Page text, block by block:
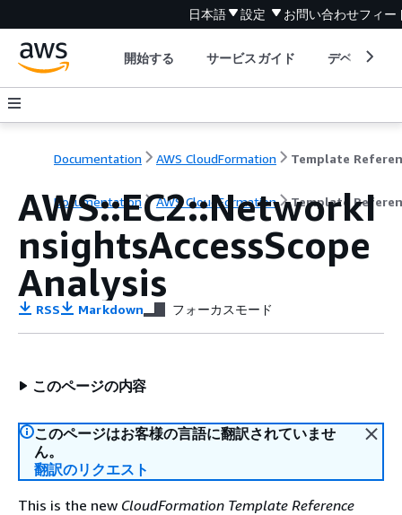
日本語 設定 お問い合わせフィー
開始する サービスガイド デベロッパ
Documentation AWS CloudFormation Template
Documentation AWS CloudFormation Template
AWS::EC2::NetworkI
nsightsAccessScope
Analysis
RSS Markdown フォーカスモード
このページの内容
このページはお客様の言語に翻訳されていませ
ん。
翻訳のリクエスト
This is the new CloudFormation Template Reference